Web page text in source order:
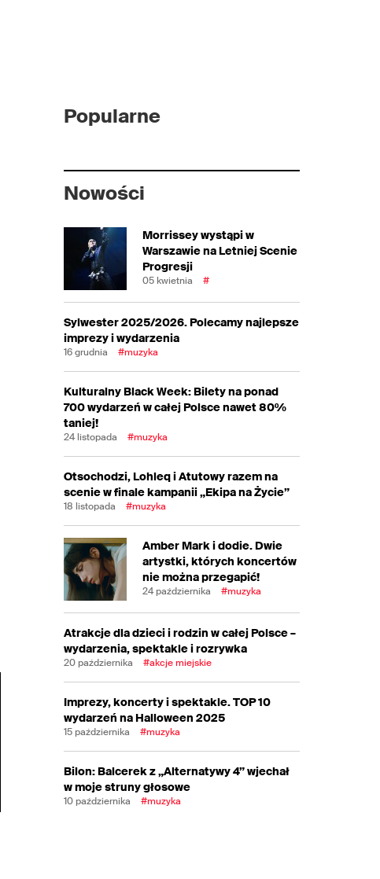
Popularne
Nowości
Morrissey wystąpi w
Warszawie na Letniej Scenie
Progresji
05 kwietnia #
Sylwester 2025/2026. Polecamy najlepsze
imprezy i wydarzenia
16 grudnia #muzyka
Kulturalny Black Week: Bilety na ponad
700 wydarzeń w całej Polsce nawet 80%
taniej!
24 listopada #muzyka
Otsochodzi, Lohleq i Atutowy razem na
scenie w finale kampanii „Ekipa na Życie”
18 listopada #muzyka
Amber Mark i dodie. Dwie
artystki, których koncertów
nie można przegapić!
24 października #muzyka
Atrakcje dla dzieci i rodzin w całej Polsce –
wydarzenia, spektakle i rozrywka
20 października #akcje miejskie
Imprezy, koncerty i spektakle. TOP 10
wydarzeń na Halloween 2025
15 października #muzyka
Bilon: Balcerek z „Alternatywy 4” wjechał
w moje struny głosowe
10 października #muzyka